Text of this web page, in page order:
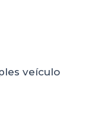
veículo